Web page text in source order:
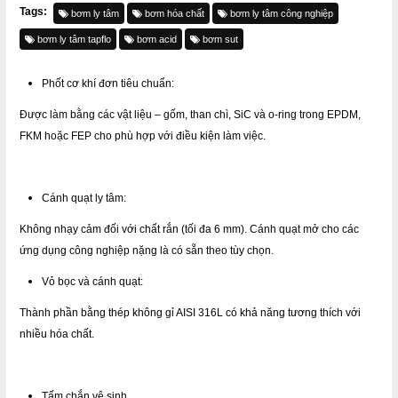
Tags: bơm ly tâm bơm hóa chất bơm ly tâm công nghiệp
bơm ly tâm tapflo bơm acid bơm sut
Phốt cơ khí đơn tiêu chuẩn:
Được làm bằng các vật liệu – gốm, than chì, SiC và o-ring trong EPDM,
FKM hoặc FEP cho phù hợp với điều kiện làm việc.
Cánh quạt ly tâm:
Không nhạy cảm đối với chất rắn (tối đa 6 mm). Cánh quạt mở cho các
ứng dụng công nghiệp nặng là có sẵn theo tùy chọn.
Vỏ bọc và cánh quạt:
Thành phần bằng thép không gỉ AISI 316L có khả năng tương thích với
nhiều hóa chất.